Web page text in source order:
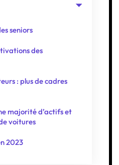
seniors
des
: plus de cadres
majorité d’actifs et
voitures
2023